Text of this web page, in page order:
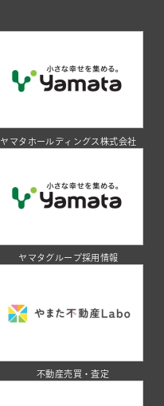
ヤマタホールディングス株式会社
ヤマタグループ採用情報
不動産売買・査定